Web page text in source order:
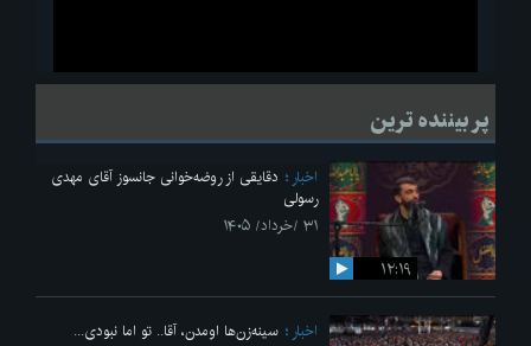
لحظاتی از قرائت زیارت اربعین امام حسین(ع) در مراسم عزاداری هیئات
پر بیننده ترین
۱۲:۱۹
اخبار
دقایقی از روضه‌خوانی جانسوز آقای مهدی
رسولی
۳۱ /خرداد/ ۱۴۰۵
اخبار
سینه‌زن‌ها اومدن،‌ آقا.. تو اما نبودی...